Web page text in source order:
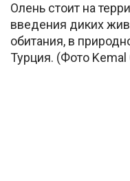
Олень стоит на
введения диких
обитания, в
Турция. (Фото Kemal